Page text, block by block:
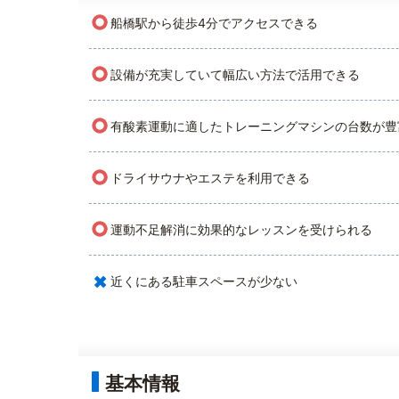
○船橋駅から徒歩4分でアクセスできる
○設備が充実していて幅広い方法で活用できる
○有酸素運動に適したトレーニングマシンの台数が
○ ドライサウナやエステを利用できる
○運動不足解消に効果的なレッスンを受けられる
× 近くにある駐車スペースが少ない
基本情報